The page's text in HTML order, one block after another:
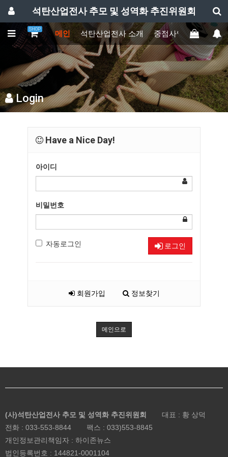
석탄산업전사 추모 및 성역화 추진위원회
SHOP
메인 석탄산업전사 소개 중점사업 주요활동
Login
Have a Nice Day!
아이디
비밀번호
자동로그인 로그인
회원가입 정보찾기
메인으로
(사)석탄산업전사 추모 및 성역화 추진위원회
대표 : 황 상덕
전화 : 033-553-8844
팩스 : 033)553-8845
개인정보관리책임자 : 하이존뉴스
법인등록번호 : 144821-0001104